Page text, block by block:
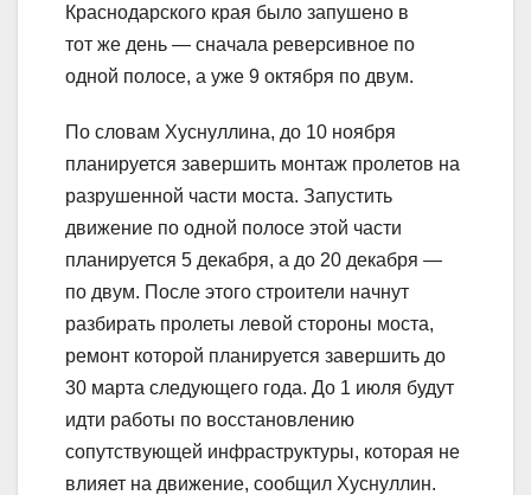
Краснодарского края было запушено в
тот же день — сначала реверсивное по
одной полосе, а уже 9 октября по двум.
По словам Хуснуллина, до 10 ноября
планируется завершить монтаж пролетов на
разрушенной части моста. Запустить
движение по одной полосе этой части
планируется 5 декабря, а до 20 декабря —
по двум. После этого строители начнут
разбирать пролеты левой стороны моста,
ремонт которой планируется завершить до
30 марта следующего года. До 1 июля будут
идти работы по восстановлению
сопутствующей инфраструктуры, которая не
влияет на движение, сообщил Хуснуллин.